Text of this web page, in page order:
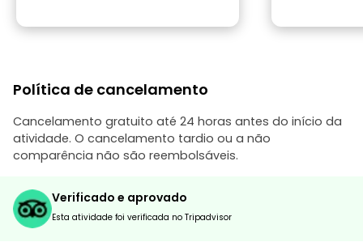
Política de cancelamento
Cancelamento gratuito até 24 horas antes do início da
atividade. O cancelamento tardio ou a não
comparência não são reembolsáveis.
Verificado e aprovado
Esta atividade foi verificada no Tripadvisor